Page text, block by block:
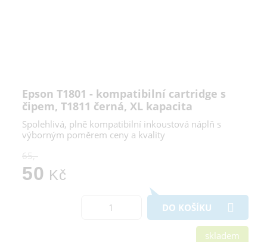
Epson T1801 - kompatibilní cartridge s
čipem, T1811 černá, XL kapacita
Spolehlivá, plně kompatibilní inkoustová náplň s
výborným poměrem ceny a kvality
65,-
50 Kč
DO KOŠÍKU
skladem